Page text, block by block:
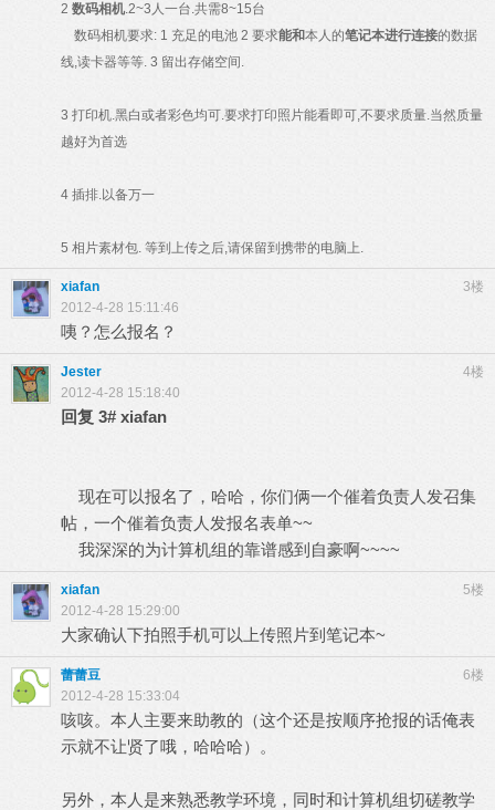
2 数码相机.2~3人一台.共需8~15台
数码相机要求: 1 充足的电池 2 要求能和本人的笔记本进行连接的数据
线,读卡器等等. 3 留出存储空间.
3 打印机.黑白或者彩色均可.要求打印照片能看即可,不要求质量.当然质量
越好为首选
4 插排.以备万一
5 相片素材包. 等到上传之后,请保留到携带的电脑上.
3楼
xiafan
2012-4-28 15:11:46
咦？怎么报名？
4楼
Jester
2012-4-28 15:18:40
回复 3# xiafan
现在可以报名了，哈哈，你们俩一个催着负责人发召集
帖，一个催着负责人发报名表单~~
我深深的为计算机组的靠谱感到自豪啊~~~~
5楼
xiafan
2012-4-28 15:29:00
大家确认下拍照手机可以上传照片到笔记本~
6楼
蕾蕾豆
2012-4-28 15:33:04
咳咳。本人主要来助教的（这个还是按顺序抢报的话俺表
示就不让贤了哦，哈哈哈）。
另外，本人是来熟悉教学环境，同时和计算机组切磋教学